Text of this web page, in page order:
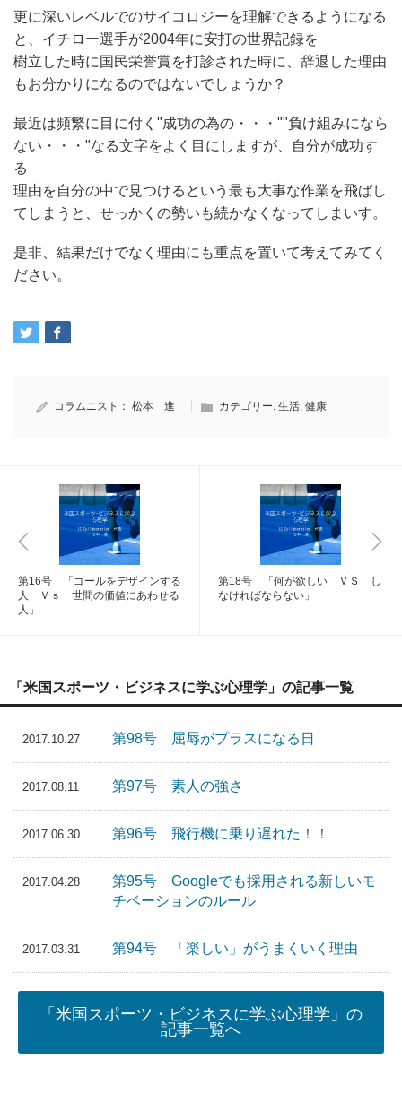
更に深いレベルでのサイコロジーを理解できるようになる
と、イチロー選手が2004年に安打の世界記録を
樹立した時に国民栄誉賞を打診された時に、辞退した理由
もお分かりになるのではないでしょうか？
最近は頻繁に目に付く"成功の為の・・・""負け組みになら
ない・・・"なる文字をよく目にしますが、自分が成功す
る
理由を自分の中で見つけるという最も大事な作業を飛ばし
てしまうと、せっかくの勢いも続かなくなってしまいす。
是非、結果だけでなく理由にも重点を置いて考えてみてく
ださい。
コラムニスト： 松本 進 カテゴリー: 生活, 健康
第16号 「ゴールをデザインする
人 Ｖｓ 世間の価値にあわせる
人」
第18号 「何が欲しい ＶＳ し
なければならない」
「米国スポーツ・ビジネスに学ぶ心理学」の記事一覧
2017.10.27 第98号 屈辱がプラスになる日
2017.08.11 第97号 素人の強さ
2017.06.30 第96号 飛行機に乗り遅れた！！
2017.04.28
第95号 Googleでも採用される新しいモ
チベーションのルール
2017.03.31 第94号 「楽しい」がうまくいく理由
「米国スポーツ・ビジネスに学ぶ心理学」の
記事一覧へ